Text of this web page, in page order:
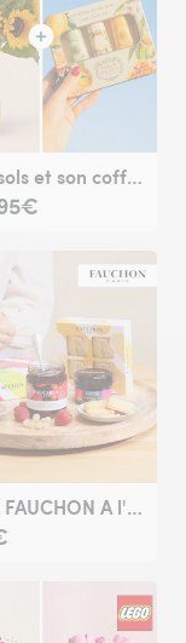
commande passée
Tournesols et son coffret crèmes mains - Panier des sens
Coffret FAUCHON A l'heure du thé